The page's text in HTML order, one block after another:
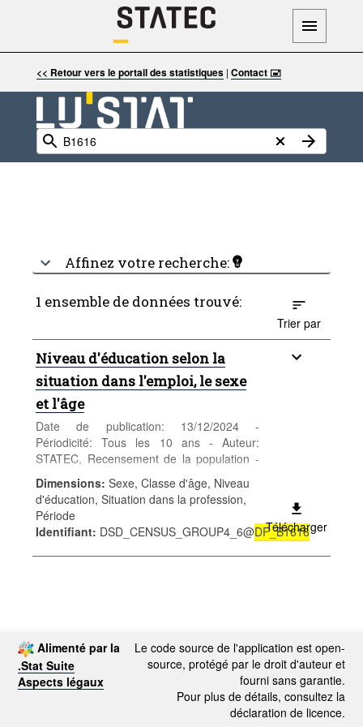
<< Retour vers le portail des statistiques| Contact 🖃
Affinez votre recherche:
1 ensemble de données trouvé:
Trier par
Niveau d'éducation selon la
situation dans l'emploi, le sexe
et l'âge
Date de publication: 13/12/2024 -
Périodicité: Tous les 10 ans - Auteur:
STATEC, Recensement de la population -
Catégorie: Population et emploi -
Population - Mots-clés: population, sexe,
âge, nationalité, recensement,
démographie
Dimensions: Sexe, Classe d'âge, Niveau
d'éducation, Situation dans la profession,
Période
Identifiant: DSD_CENSUS_GROUP4_6@DF_B1616
Télécharger
Alimenté par la
.Stat Suite
Aspects légaux
Le code source de l'application est open-
source, protégé par le droit d'auteur et
fourni sans garantie.
Pour plus de détails, consultez la
déclaration de licence.